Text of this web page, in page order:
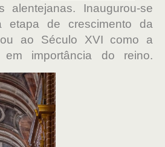
alentejanas. Inaugurou-se
etapa de crescimento da
ao Século XVI como a
em importância do reino.